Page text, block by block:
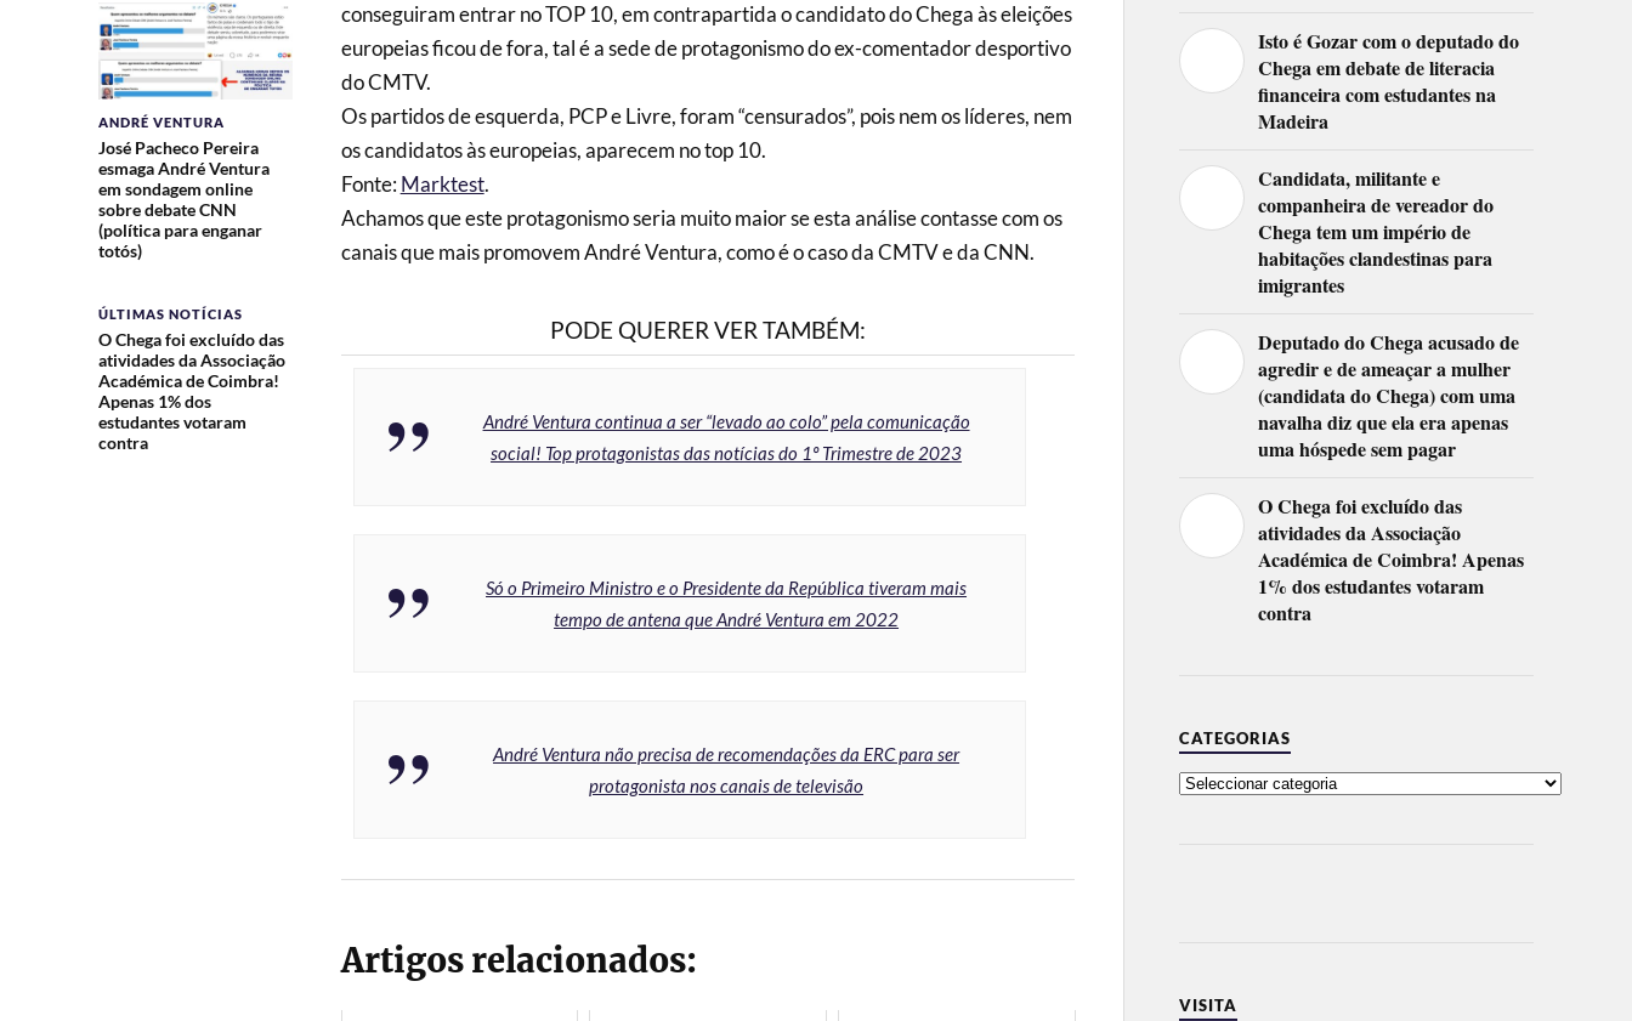
ANDRÉ VENTURA
José Pacheco Pereira
esmaga André Ventura
em sondagem online
sobre debate CNN
(política para enganar
totós)
ÚLTIMAS NOTÍCIAS
O Chega foi excluído das
atividades da Associação
Académica de Coimbra!
Apenas 1% dos
estudantes votaram
contra
conseguiram entrar no TOP 10, em contrapartida o candidato do Chega às eleições
europeias ficou de fora, tal é a sede de protagonismo do ex-comentador desportivo
do CMTV.
Os partidos de esquerda, PCP e Livre, foram “censurados”, pois nem os líderes, nem
os candidatos às europeias, aparecem no top 10.
Fonte:Marktest.
Achamos que este protagonismo seria muito maior se esta análise contasse com os
canais que mais promovem André Ventura, como é o caso da CMTV e da CNN.
PODE QUERER VER TAMBÉM:
André Ventura continua a ser “levado ao colo” pela comunicação
social! Top protagonistas das notícias do 1º Trimestre de 2023
Só o Primeiro Ministro e o Presidente da República tiveram mais
tempo de antena que André Ventura em 2022
André Ventura não precisa de recomendações da ERC para ser
protagonista nos canais de televisão
Artigos relacionados:
Isto é Gozar com o deputado do
Chega em debate de literacia
financeira com estudantes na
Madeira
Candidata, militante e
companheira de vereador do
Chega tem um império de
habitações clandestinas para
imigrantes
Deputado do Chega acusado de
agredir e de ameaçar a mulher
(candidata do Chega) com uma
navalha diz que ela era apenas
uma hóspede sem pagar
O Chega foi excluído das
atividades da Associação
Académica de Coimbra! Apenas
1% dos estudantes votaram
contra
CATEGORIAS
VISITA